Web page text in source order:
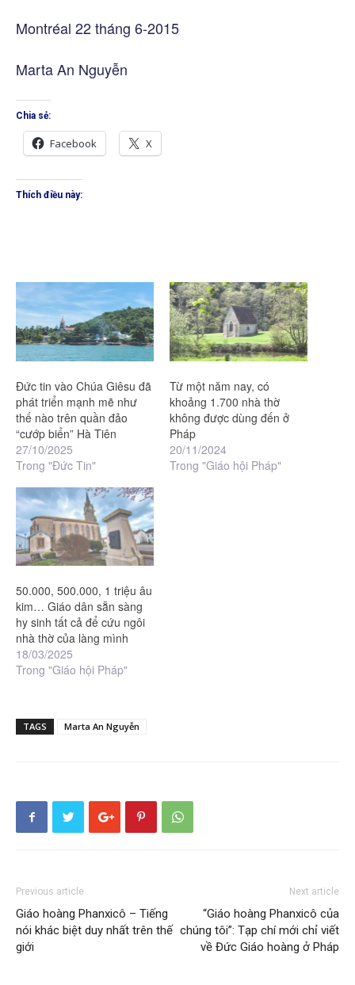
Montréal 22 tháng 6-2015
Marta An Nguyễn
Chia sẻ:
Facebook X
Thích điều này:
Đức tin vào Chúa Giêsu đã
phát triển mạnh mẽ như
thế nào trên quần đảo
“cướp biển” Hà Tiên
27/10/2025
Trong "Đức Tin"
Từ một năm nay, có
khoảng 1.700 nhà thờ
không được dùng đến ở
Pháp
20/11/2024
Trong "Giáo hội Pháp"
50.000, 500.000, 1 triệu âu
kim… Giáo dân sẵn sàng
hy sinh tất cả để cứu ngôi
nhà thờ của làng mình
18/03/2025
Trong "Giáo hội Pháp"
TAGS Marta An Nguyễn
Previous article
Giáo hoàng Phanxicô – Tiếng
nói khác biệt duy nhất trên thế
giới
Next article
“Giáo hoàng Phanxicô của
chúng tôi”: Tạp chí mới chỉ viết
về Đức Giáo hoàng ở Pháp